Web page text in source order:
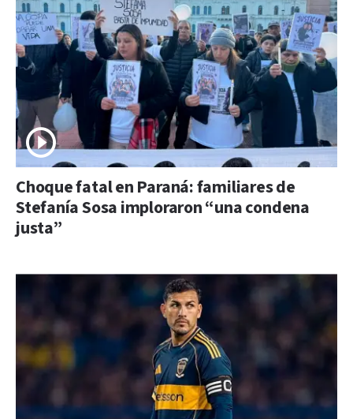
Choque fatal en Paraná: familiares de
Stefanía Sosa imploraron “una condena
justa”